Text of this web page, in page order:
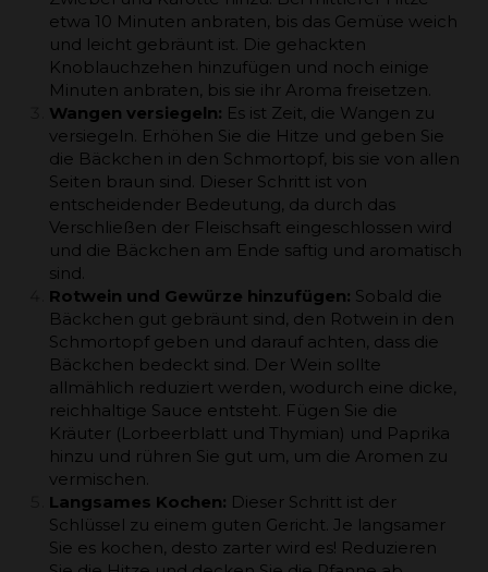
etwa 10 Minuten anbraten, bis das Gemüse weich
und leicht gebräunt ist. Die gehackten
Knoblauchzehen hinzufügen und noch einige
Minuten anbraten, bis sie ihr Aroma freisetzen.
Wangen versiegeln: Es ist Zeit, die Wangen zu
versiegeln. Erhöhen Sie die Hitze und geben Sie
die Bäckchen in den Schmortopf, bis sie von allen
Seiten braun sind. Dieser Schritt ist von
entscheidender Bedeutung, da durch das
Verschließen der Fleischsaft eingeschlossen wird
und die Bäckchen am Ende saftig und aromatisch
sind.
Rotwein und Gewürze hinzufügen: Sobald die
Bäckchen gut gebräunt sind, den Rotwein in den
Schmortopf geben und darauf achten, dass die
Bäckchen bedeckt sind. Der Wein sollte
allmählich reduziert werden, wodurch eine dicke,
reichhaltige Sauce entsteht. Fügen Sie die
Kräuter (Lorbeerblatt und Thymian) und Paprika
hinzu und rühren Sie gut um, um die Aromen zu
vermischen.
Langsames Kochen: Dieser Schritt ist der
Schlüssel zu einem guten Gericht. Je langsamer
Sie es kochen, desto zarter wird es! Reduzieren